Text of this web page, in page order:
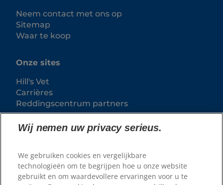
Neem contact met ons op
Sitemap
Waar te koop
Onze sites
Hill's Vet
Carrières
Reddingscentrum partners
Wij nemen uw privacy serieus.
We gebruiken cookies en vergelijkbare
technologieën om te begrijpen hoe u onze website
gebruikt en om waardevollere ervaringen voor u te